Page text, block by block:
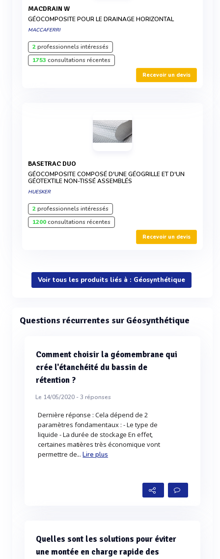
MACDRAIN W
GÉOCOMPOSITE POUR LE DRAINAGE HORIZONTAL
MACCAFERRI
2professionnels intéressés
1753 consultations récentes
Recevoir un devis
BASETRAC DUO
GÉOCOMPOSITE COMPOSÉ D'UNE GÉOGRILLE ET D'UN
GÉOTEXTILE NON-TISSÉ ASSEMBLÉS
HUESKER
2professionnels intéressés
1200consultations récentes
Recevoir un devis
Voir tous les produits liés à : Géosynthétique
Questions récurrentes sur Géosynthétique
Comment choisir la géomembrane qui
crée l'étanchéité du bassin de
rétention ?
Le 14/05/2020 -3 réponses
Dernière réponse : Cela dépend de 2
paramètres fondamentaux : - Le type de
liquide - La durée de stockage En effet,
certaines matières très économique vont
permettre de...Lire plus
Quelles sont les solutions pour éviter
une montée en charge rapide des